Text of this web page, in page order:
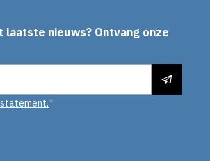
laatste nieuws? Ontvang onze